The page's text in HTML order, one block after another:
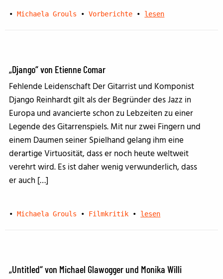
• Michaela Grouls • Vorberichte • lesen
„Django“ von Etienne Comar
Fehlende Leidenschaft Der Gitarrist und Komponist
Django Reinhardt gilt als der Begründer des Jazz in
Europa und avancierte schon zu Lebzeiten zu einer
Legende des Gitarrenspiels. Mit nur zwei Fingern und
einem Daumen seiner Spielhand gelang ihm eine
derartige Virtuosität, dass er noch heute weltweit
verehrt wird. Es ist daher wenig verwunderlich, dass
er auch […]
• Michaela Grouls • Filmkritik • lesen
„Untitled“ von Michael Glawogger und Monika Willi